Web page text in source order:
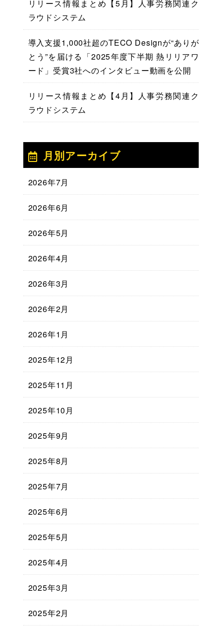
リリース情報まとめ【5月】人事労務関連ク
ラウドシステム
導入支援1,000社超のTECO Designが“ありが
とう”を届ける「2025年度下半期 熱リリアワ
ード」受賞3社へのインタビュー動画を公開
リリース情報まとめ【4月】人事労務関連ク
ラウドシステム
月別アーカイブ
2026年7月
2026年6月
2026年5月
2026年4月
2026年3月
2026年2月
2026年1月
2025年12月
2025年11月
2025年10月
2025年9月
2025年8月
2025年7月
2025年6月
2025年5月
2025年4月
2025年3月
2025年2月